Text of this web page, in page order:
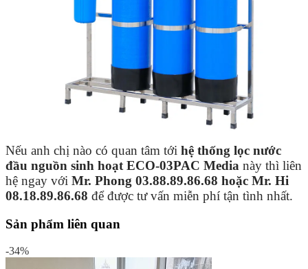
Nếu anh chị nào có quan tâm tới hệ thống lọc nước
đầu nguồn sinh hoạt ECO-03PAC Media này thì liên
hệ ngay với Mr. Phong 03.88.89.86.68 hoặc Mr. Hi
08.18.89.86.68 để được tư vấn miễn phí tận tình nhất.
Sản phẩm liên quan
-34%